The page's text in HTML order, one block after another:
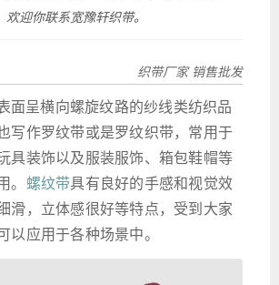
迎你联系宽豫轩织带。
织带厂家 销售批发
面呈横向螺旋纹路的纱线类纺织品
写作罗纹带或是罗纹织带，常用于
具装饰以及服装服饰、箱包鞋帽等
螺纹带具有良好的手感和视觉效
滑，立体感很好等特点，受到大家
以应用于各种场景中。